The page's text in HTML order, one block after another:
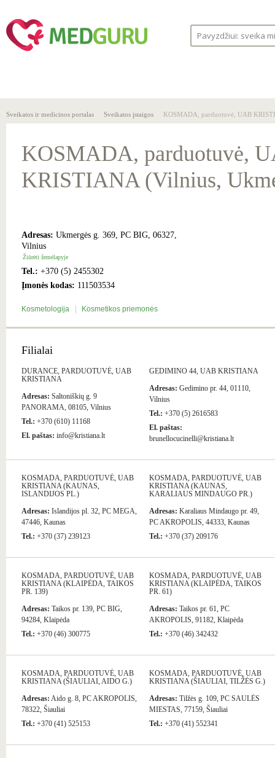
Sveikatos ir medicinos portalas Sveikatos įstaigos KOSMADA, parduotuvė, UAB
KOSMADA, parduotuvė,
KRISTIANA (Vilnius,
Adresas: Ukmergės g. 369, PC BIG, 06327,
Vilnius
Žiūrėti žemėlapyje
Tel.: +370 (5) 2455302
Įmonės kodas: 111503534
Kosmetologija Kosmetikos priemonės
Filialai
DURANCE, PARDUOTUVĖ, UAB
KRISTIANA
Adresas: Saltoniškių g. 9
PANORAMA, 08105, Vilnius
Tel.: +370 (610) 11168
El. paštas: info@kristiana.lt
GEDIMINO 44, UAB KRISTIANA
Adresas: Gedimino pr. 44, 01110,
Vilnius
Tel.: +370 (5) 2616583
El. paštas:
brunellocucinelli@kristiana.lt
KOSMADA, PARDUOTUVĖ, UAB
KRISTIANA (KAUNAS,
ISLANDIJOS PL.)
Adresas: Islandijos pl. 32, PC MEGA,
47446, Kaunas
Tel.: +370 (37) 239123
KOSMADA, PARDUOTUVĖ, UAB
KRISTIANA (KAUNAS,
KARALIAUS MINDAUGO PR.)
Adresas: Karaliaus Mindaugo pr. 49,
PC AKROPOLIS, 44333, Kaunas
Tel.: +370 (37) 209176
KOSMADA, PARDUOTUVĖ, UAB
KRISTIANA (KLAIPĖDA, TAIKOS
PR. 139)
Adresas: Taikos pr. 139, PC BIG,
94284, Klaipėda
Tel.: +370 (46) 300775
KOSMADA, PARDUOTUVĖ, UAB
KRISTIANA (KLAIPĖDA, TAIKOS
PR. 61)
Adresas: Taikos pr. 61, PC
AKROPOLIS, 91182, Klaipėda
Tel.: +370 (46) 342432
KOSMADA, PARDUOTUVĖ, UAB
KRISTIANA (ŠIAULIAI, AIDO G.)
Adresas: Aido g. 8, PC AKROPOLIS,
78322, Šiauliai
Tel.: +370 (41) 525153
KOSMADA, PARDUOTUVĖ, UAB
KRISTIANA (ŠIAULIAI, TILŽĖS G.)
Adresas: Tilžės g. 109, PC SAULĖS
MIESTAS, 77159, Šiauliai
Tel.: +370 (41) 552341